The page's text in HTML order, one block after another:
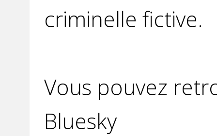
criminelle fictive.
Vous pouvez